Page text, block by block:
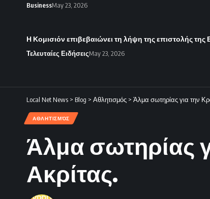
BusinessMay 23, 2026
Η Κομισιόν επιβεβαιώνει τη λήψη της επιστολής
Τελευταίες ΕιδήσειςMay 23, 2026
Local Net News > Blog > Αθλητισμός > Άλμα σωτηρίας για την
ΑΘΛΗΤΙΣΜΌΣ
Άλμα σωτηρίας
Ακρίτας.